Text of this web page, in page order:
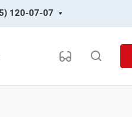
120-07-07